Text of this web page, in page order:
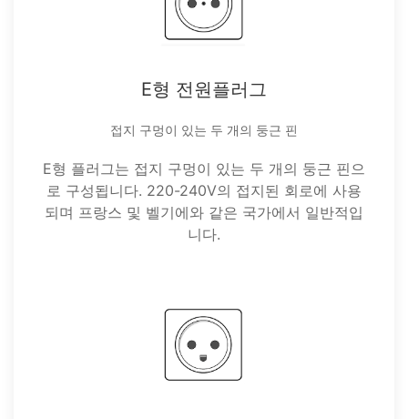
E형 전원플러그
접지 구멍이 있는 두 개의 둥근 핀
E형 플러그는 접지 구멍이 있는 두 개의 둥근 핀으
로 구성됩니다. 220-240V의 접지된 회로에 사용
되며 프랑스 및 벨기에와 같은 국가에서 일반적입
니다.